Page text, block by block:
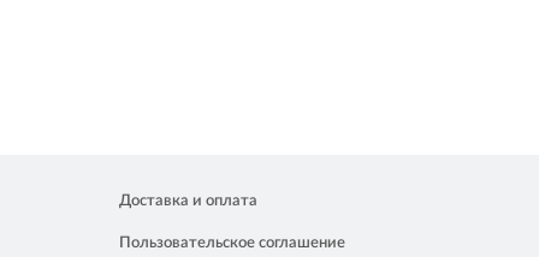
Доставка и оплата
Пользовательское соглашение